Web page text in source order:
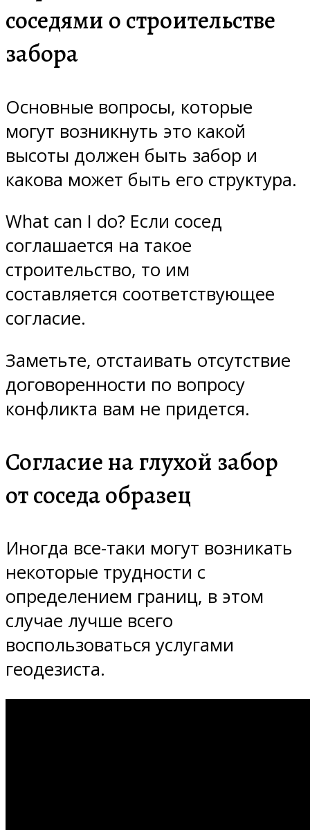
соседями о строительстве
забора
Основные вопросы, которые
могут возникнуть это какой
высоты должен быть забор и
какова может быть его структура.
What can I do? Если сосед
соглашается на такое
строительство, то им
составляется соответствующее
согласие.
Заметьте, отстаивать отсутствие
договоренности по вопросу
конфликта вам не придется.
Согласие на глухой забор
от соседа образец
Иногда все-таки могут возникать
некоторые трудности с
определением границ, в этом
случае лучше всего
воспользоваться услугами
геодезиста.